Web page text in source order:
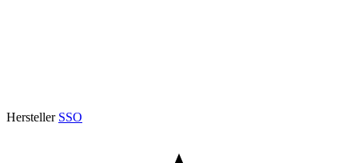
Hersteller SSO